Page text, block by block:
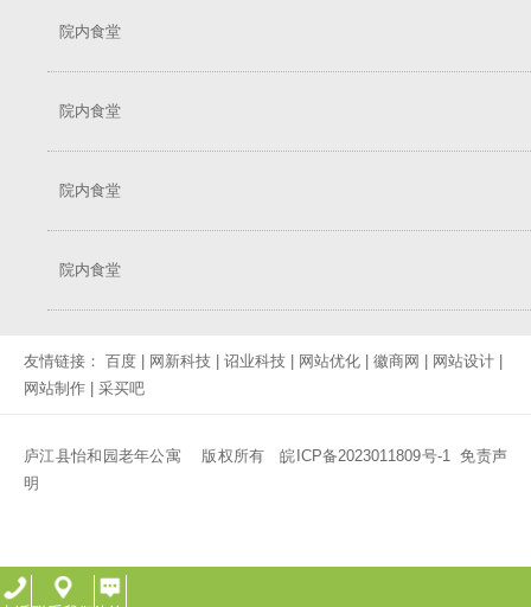
院内食堂
院内食堂
院内食堂
院内食堂
友情链接： 百度 网新科技 诏业科技 网站优化 徽商网 网站设计
网站制作
采买吧
庐江县怡和园老年公寓 版权所有皖ICP备2023011809号-1
免责声
明